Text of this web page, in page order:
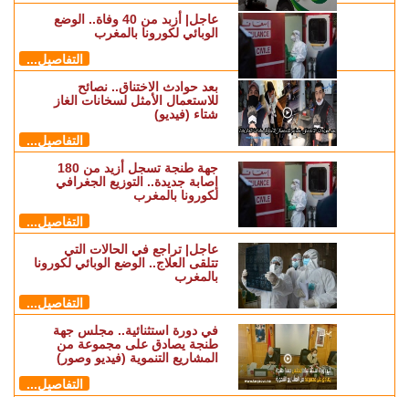
عاجل| أزبد من 40 وفاة.. الوضع
الوبائي لكورونا بالمغرب
التفاصيل...
بعد حوادث الاختناق.. نصائح
للاستعمال الأمثل لسخانات الغاز
شتاء (فيديو)
التفاصيل...
جهة طنجة تسجل أزيد من 180
إصابة جديدة.. التوزيع الجغرافي
لكورونا بالمغرب
التفاصيل...
عاجل| تراجع في الحالات التي
تتلقى العلاج.. الوضع الوبائي لكورونا
بالمغرب
التفاصيل...
في دورة استثنائية.. مجلس جهة
طنجة يصادق على مجموعة من
المشاريع التنموية (فيديو وصور)
التفاصيل...